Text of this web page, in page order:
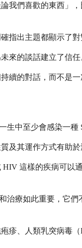
們喜歡的東西」，
指出主題都顯示了對
來的談話建立了信任
續的對話，而不是一
中至少會感染一種
及其運作方式有助於
這樣的疾病可以
治療如此重要，它
疹、人類乳突病毒